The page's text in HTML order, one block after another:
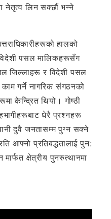
नेतृत्व लिन सक्छौं भन्ने
हालको
पसल मालिकहरूसँग
जिल्लाहरू र विदेशी पसल
गर्ने नागरिक संगठनको
केन्द्रित थियो। गोष्ठी
धेरै प्रश्नहरू
दुवै जनतासम्म पुग्न सक्ने
आफ्नो प्रतिबद्धतालाई पुन:
मार्फत क्षेत्रीय पुनरुत्थानमा